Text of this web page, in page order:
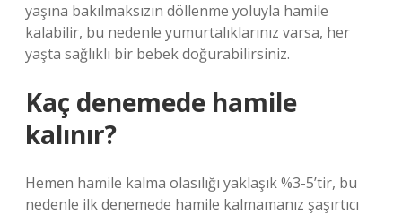
yaşına bakılmaksızın döllenme yoluyla hamile
kalabilir, bu nedenle yumurtalıklarınız varsa, her
yaşta sağlıklı bir bebek doğurabilirsiniz.
Kaç denemede hamile
kalınır?
Hemen hamile kalma olasılığı yaklaşık %3-5’tir, bu
nedenle ilk denemede hamile kalmamanız şaşırtıcı